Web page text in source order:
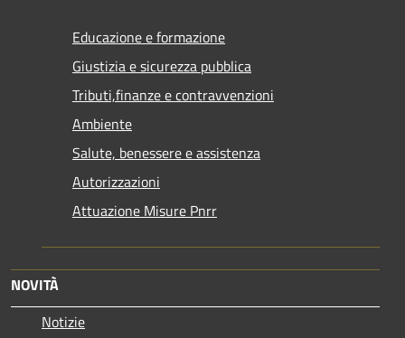
Educazione e formazione
Giustizia e sicurezza pubblica
Tributi,finanze e contravvenzioni
Ambiente
Salute, benessere e assistenza
Autorizzazioni
Attuazione Misure Pnrr
NOVITÀ
Notizie